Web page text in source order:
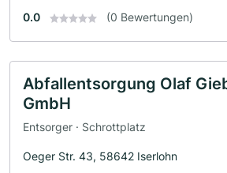
0.0 (0 Bewertungen)
Abfallentsorgung Olaf
GmbH
Entsorger · Schrottplatz
Oeger Str. 43, 58642 Iserlohn